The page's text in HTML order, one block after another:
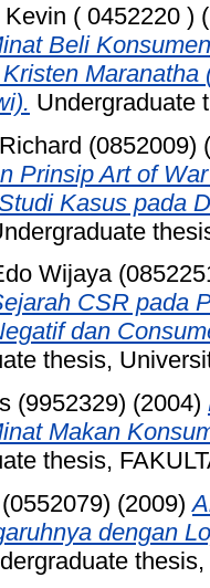
( 0452220 )
Beli
Undergraduate
(0852009)
Prinsip Art of
Kasus pada
Wijaya
CSR pada
dan
thesis,
(9952329) (2004)
Makan
thesis,
(2009)
dengan